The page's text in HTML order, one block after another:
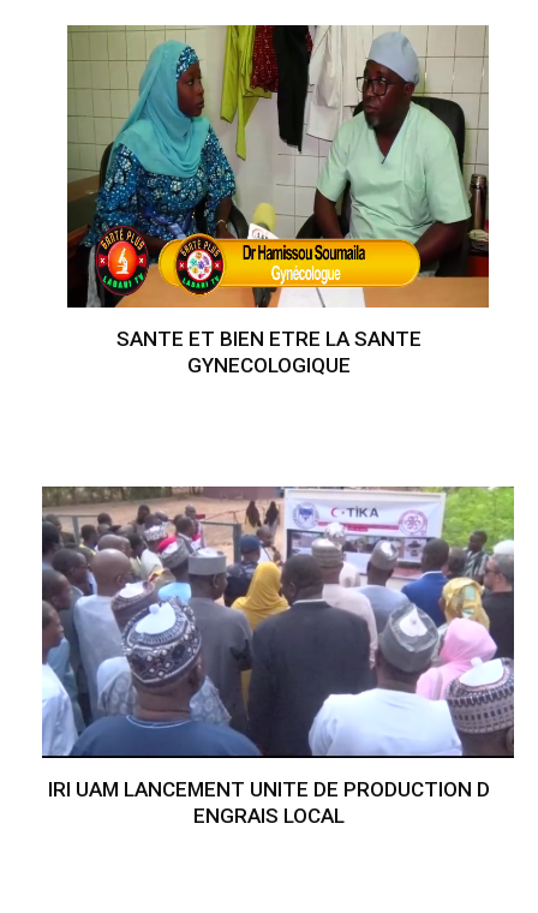
SANTE ET BIEN ETRE LA SANTE
GYNECOLOGIQUE
IRI UAM LANCEMENT UNITE DE PRODUCTION D
ENGRAIS LOCAL